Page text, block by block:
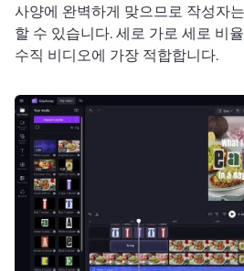
사양에 완벽하게 맞으므로 작성자
할 수 있습니다. 세로 가로 세로 비
수직 비디오에 가장 적합합니다.